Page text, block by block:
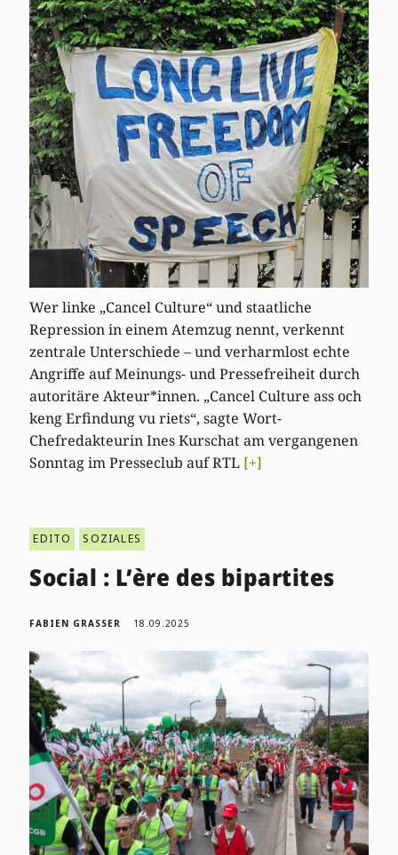
Wer linke „Cancel Culture“ und staatliche
Repression in einem Atemzug nennt, verkennt
zentrale Unterschiede – und verharmlost echte
Angriffe auf Meinungs- und Pressefreiheit durch
autoritäre Akteur*innen. „Cancel Culture ass och
keng Erfindung vu riets“, sagte Wort-
Chefredakteurin Ines Kurschat am vergangenen
Sonntag im Presseclub auf RTL [+]
EDITO SOZIALES
Social : L’ère des bipartites
FABIEN GRASSER 18.09.2025